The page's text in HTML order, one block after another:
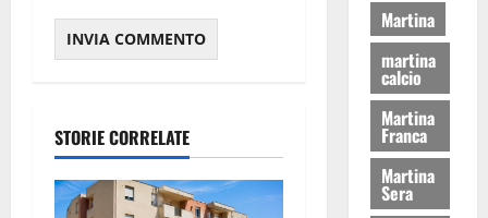
STORIE CORRELATE
Martina
martina
calcio
Martina
Franca
Martina
Sera